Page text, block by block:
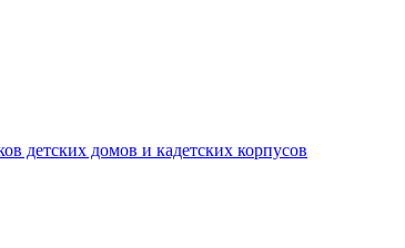
детских домов и кадетских корпусов